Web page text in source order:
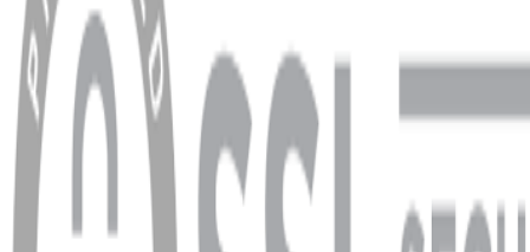
Banka Hesap Bilgileri
YARDIM VE DESTEK
Ödeme ve Teslimat Şartları
Garanti ve İade Şartları
info@dukkanhifi.com
0850 441 40 44